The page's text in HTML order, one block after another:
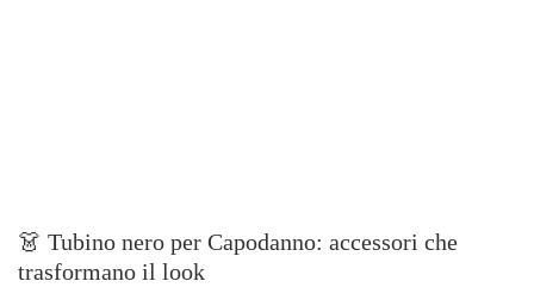
👗 Tubino nero per Capodanno: accessori che
trasformano il look